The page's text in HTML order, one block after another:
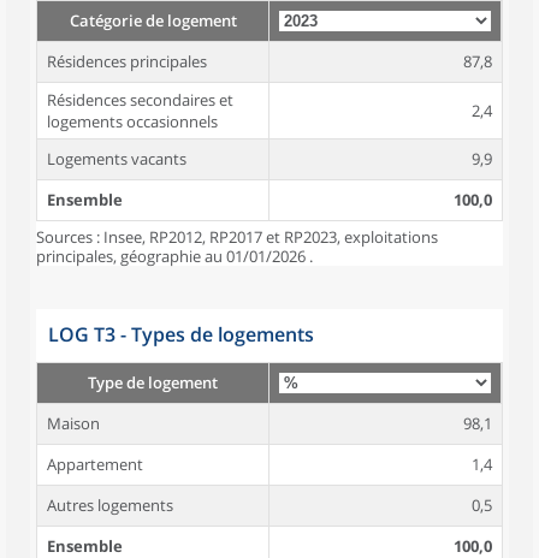
Catégorie de logement
Résidences principales
87,8
Résidences secondaires et
logements occasionnels
2,4
Logements vacants
9,9
Ensemble
100,0
Sources : Insee, RP2012, RP2017 et RP2023, exploitations
principales, géographie au 01/01/2026 .
LOG T3 - Types de logements
Type de logement
Maison
98,1
Appartement
1,4
Autres logements
0,5
Ensemble
100,0